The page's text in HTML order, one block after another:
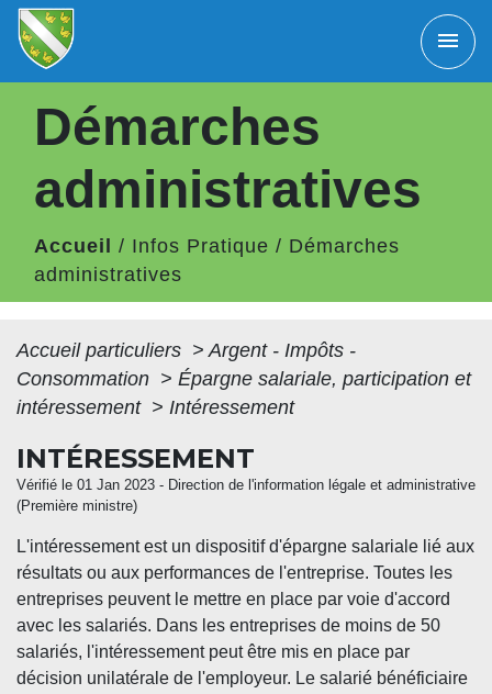
menu
Démarches
administratives
Accueil / Infos Pratique / Démarches
administratives
Accueil particuliers > Argent - Impôts -
Consommation > Épargne salariale, participation et
intéressement > Intéressement
INTÉRESSEMENT
Vérifié le 01 Jan 2023 - Direction de l'information légale et administrative
(Première ministre)
L'intéressement est un dispositif d'épargne salariale lié aux
résultats ou aux performances de l'entreprise. Toutes les
entreprises peuvent le mettre en place par voie d'accord
avec les salariés. Dans les entreprises de moins de 50
salariés, l'intéressement peut être mis en place par
décision unilatérale de l'employeur. Le salarié bénéficiaire